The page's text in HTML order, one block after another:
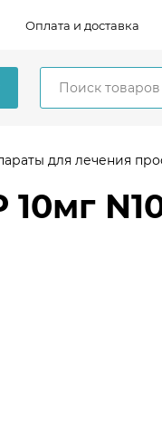
Оплата и доставка
для лечения